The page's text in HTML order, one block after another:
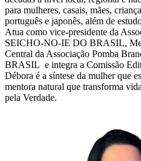
para mulheres, casais, mães,
português e japonês, além de
Atua como vice-presidente da
SEICHO-NO-IE DO BRASIL,
Central da Associação Pomba
BRASIL e integra a Comissão
Débora é a síntese da mulher que
mentora natural que transforma
pela Verdade.